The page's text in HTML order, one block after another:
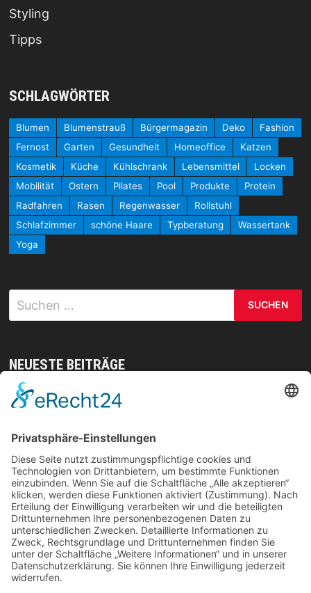
Styling
Tipps
SCHLAGWÖRTER
Blumen Blumenstrauß Bürgermagazin Deko
Fashion
Fernost
Garten Gesundheit Homeoffice
Katzen
Kosmetik
Küche Kühlschrank Lebensmittel
Locken
Mobilität
Ostern Pilates Pool Produkte
Protein
Radfahren
Rasen Regenwasser
Rollstuhl
Schlafzimmer
schöne Haare Typberatung
Wassertank
Yoga
Suchen
nach:
NEUESTE BEITRÄGE
Mit gezielten Übungen zur Sicherheit in allen
Sprachaufgaben mühelos
Vom Kern zur Ernte: So legst du den Grundstein
für deinen Erfolg im Homegrow
Effiziente Wassernutzung im Brandschutz: Was
Lagerstrategien wirklich verändern können
Trennungen ohne Fallstricke: So schützen Sie Ihr
Vermögen und Ihre Rechte im Familienalltag